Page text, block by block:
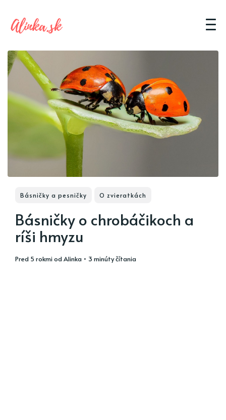
Básničky a pesničky O zvieratkách
Básničky o chrobáčikoch a
ríši hmyzu
pred 5 rokmiodAlinka • 3 minúty čítania